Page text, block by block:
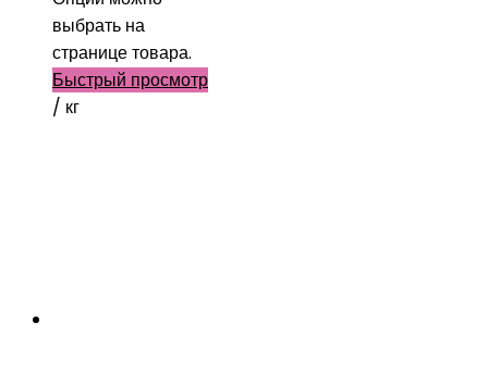
выбрать на
странице товара.
Быстрый просмотр
/ кг